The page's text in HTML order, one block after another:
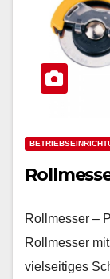
Rollmesser –
Rollmesser
vielseitiges